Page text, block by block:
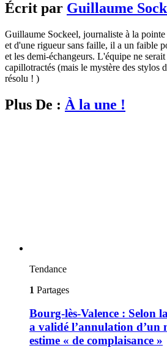
Écrit par Guillaume
Guillaume Sockeel, journaliste à la
et d'une rigueur sans faille, il a un faible
et les demi-échangeurs. L'équipe ne
capillotractés (mais le mystère des stylos
résolu ! )
Plus De : À la une !
Tendance
1 Partages
Bourg-lès-Valence : Selon
a validé l’annulation d’un
estime « de complaisance »